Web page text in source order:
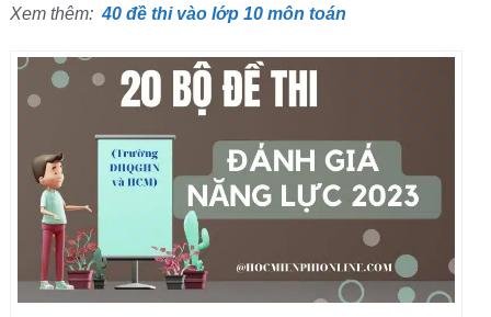
Xem thêm: 40 đề thi vào lớp 10 môn toán